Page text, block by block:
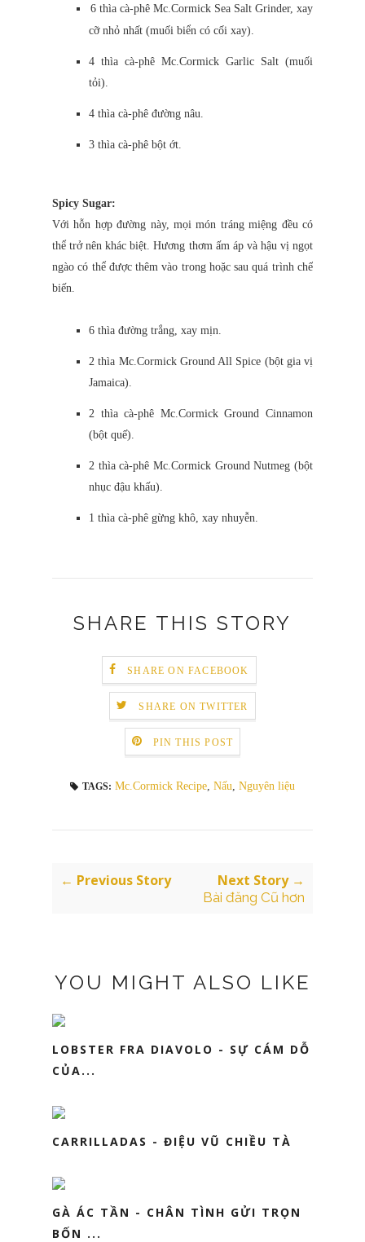
6 thìa cà-phê Mc.Cormick Sea Salt Grinder, xay
cỡ nhỏ nhất (muối biển có cối xay).
4 thìa cà-phê Mc.Cormick Garlic Salt (muối
tỏi).
4 thìa cà-phê đường nâu.
3 thìa cà-phê bột ớt.
Spicy Sugar:
Với hỗn hợp đường này, mọi món tráng miệng đều có
thể trở nên khác biệt. Hương thơm ấm áp và hậu vị ngọt
ngào có thể được thêm vào trong hoặc sau quá trình chế
biến.
6 thìa đường trắng, xay mịn.
2 thìa Mc.Cormick Ground All Spice (bột gia vị
Jamaica).
2 thìa cà-phê Mc.Cormick Ground Cinnamon
(bột quế).
2 thìa cà-phê Mc.Cormick Ground Nutmeg (bột
nhục đậu khấu).
1 thìa cà-phê gừng khô, xay nhuyễn.
SHARE THIS STORY
SHARE ON FACEBOOK
SHARE ON TWITTER
PIN THIS POST
TAGS: Mc.Cormick Recipe, Nấu, Nguyên liệu
← Previous Story Next Story →
Bài đăng Cũ hơn
YOU MIGHT ALSO LIKE
LOBSTER FRA DIAVOLO - SỰ CÁM DỖ
CỦA...
CARRILLADAS - ĐIỆU VŨ CHIỀU TÀ
GÀ ÁC TẦN - CHÂN TÌNH GỬI TRỌN
BỐN ...